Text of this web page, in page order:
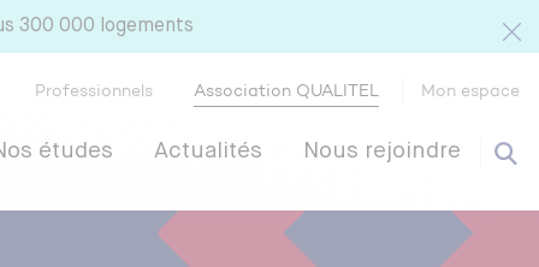
300 000 logements
Professionnels Association QUALITEL Mon espace
études Actualités Nous rejoindre